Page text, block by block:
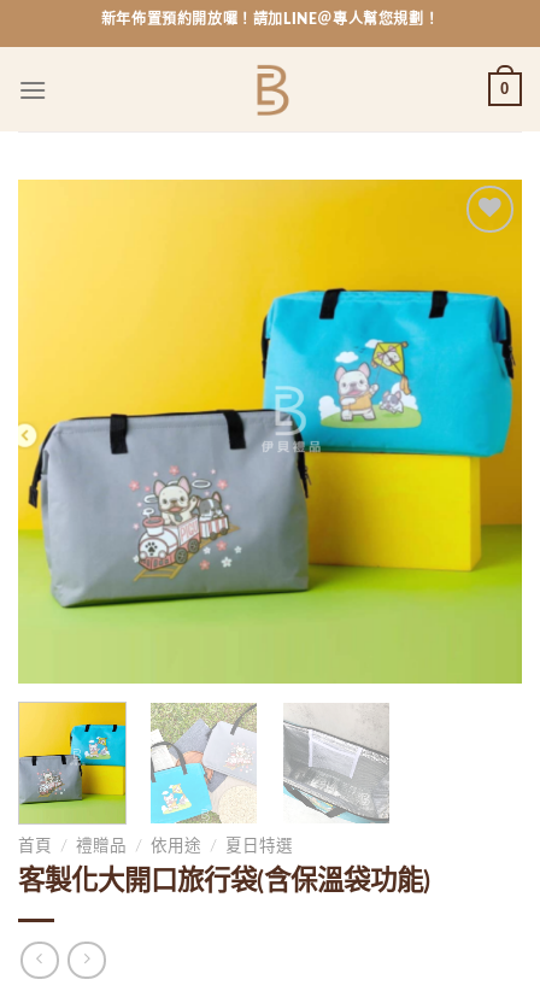
to
新年佈置預約開放囉！請加LINE＠專人幫您規劃！
0
首頁 / 禮贈品 / 依用途 / 夏日特選
客製化大開口旅行袋(含保溫袋功能)